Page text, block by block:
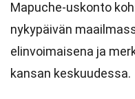
Mapuche-uskonto
nykypäivän
elinvoimaisena ja
kansan keskuudessa.